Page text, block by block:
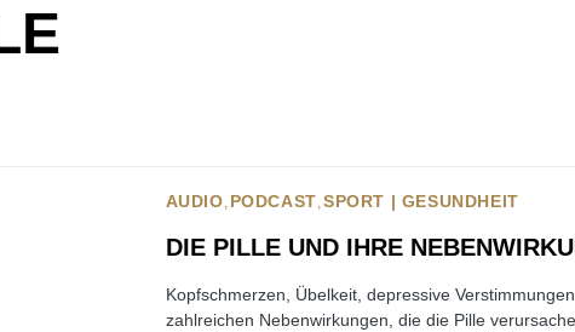
AUDIO PODCAST SPORT | GESUNDHEIT
DIE PILLE UND IHRE
Kopfschmerzen, Übelkeit, depressive
zahlreichen Nebenwirkungen, die die Pille